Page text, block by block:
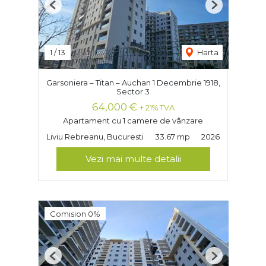
1 /13 Harta
Previous Next
Garsoniera – Titan – Auchan 1 Decembrie 1918,
Sector 3
64,000 € + 21% TVA
Apartament cu 1 camere de vânzare
Liviu Rebreanu, Bucuresti
33.67 mp 2026
Vezi mai multe detalii
Comision 0%
Previous Next